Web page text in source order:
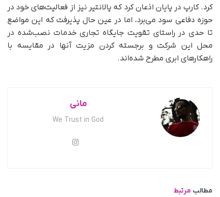
کرد. کارپ در پایان اذعان کرد که پالانتیر نیز از فعالیت‌های خود در
حوزه دفاعی سود می‌برد، اما در عین حال پذیرفت که این مواضع
تا حدی در راستای تقویت جایگاه تجاری خدمات نصب‌شده در
محل این شرکت و برجسته کردن مزیت آنها در مقایسه با
راهکارهای ابری مطرح شده‌اند.
مانی
We Trust in God
مطالب مرتبط